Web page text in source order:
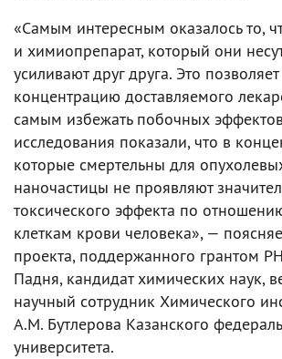
«Самым интересным оказалось то,
и химиопрепарат, который они
усиливают друг друга. Это позволяет
концентрацию доставляемого
самым избежать побочных
исследования показали, что в
которые смертельны для
наночастицы не проявляют
токсического эффекта по
клеткам крови человека», —
проекта, поддержанного грантом
Падня, кандидат химических наук,
научный сотрудник Химического
А.М. Бутлерова Казанского
университета.